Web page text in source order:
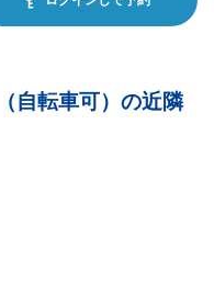
自転車可）の近隣